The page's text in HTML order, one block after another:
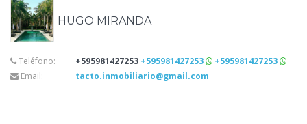
HUGO MIRANDA
Teléfono: +595981427253 +595981427253
+595981427253
Email:
tacto.inmobiliario@gmail.com